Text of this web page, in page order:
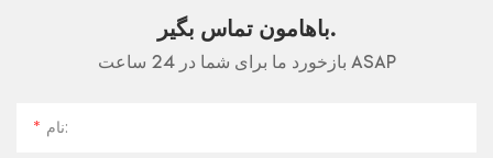
باهامون تماس بگير.
بازخورد ما برای شما در 24 ساعت ASAP
نام: